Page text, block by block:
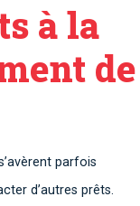
à la
de
parfois
d’autres prêts.